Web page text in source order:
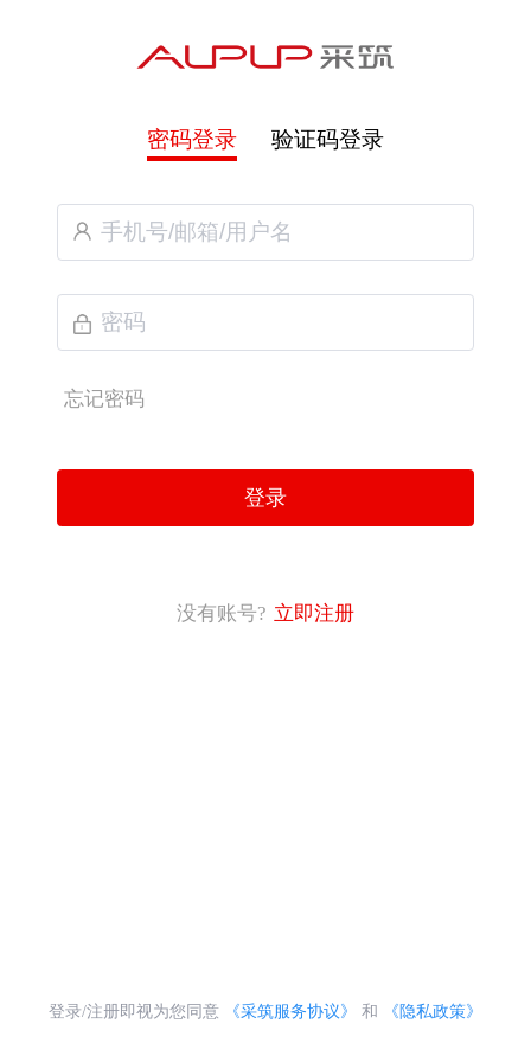
密码登录 验证码登录
忘记密码
登录
没有账号? 立即注册
登录/注册即视为您同意 《采筑服务协议》 和 《隐私政策》